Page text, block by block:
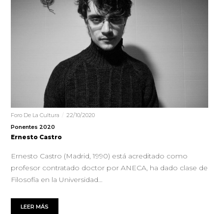
Foro De La Cultura
22/10/2020
Ponentes 2020
Ernesto Castro
Ernesto Castro (Madrid, 1990) está acreditado como
profesor contratado doctor por ANECA, ha dado clase de
Filosofía en la Universidad…
LEER MÁS